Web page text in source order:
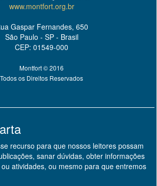
www.montfort.org.br
Gaspar Fernandes, 650
São Paulo - SP - Brasil
CEP: 01549-000
Montfort © 2016
Todos os Direitos Reservados
recurso para que nossos leitores possam
sanar dúvidas, obter informações
atividades, ou mesmo para que entremos